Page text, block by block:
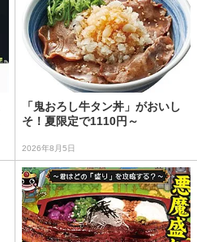
「鬼おろし牛タン丼」がおいし
そ！夏限定で1110円～
2026年8月5日